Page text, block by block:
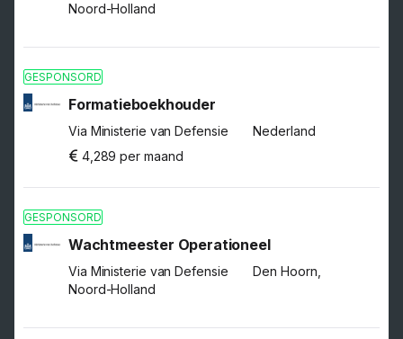
Noord-Holland
GESPONSORD
Formatieboekhouder
Via Ministerie van Defensie
Nederland
4,289 per maand
GESPONSORD
Wachtmeester Operationeel
Via Ministerie van Defensie
Den Hoorn,
Noord-Holland